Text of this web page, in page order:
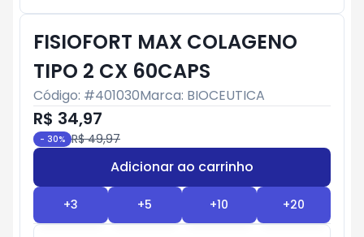
FISIOFORT MAX COLAGENO
TIPO 2 CX 60CAPS
Código: #401030Marca: BIOCEUTICA
R$ 34,97
- 30% R$ 49,97
Adicionar ao carrinho
+3 +5 +10 +20